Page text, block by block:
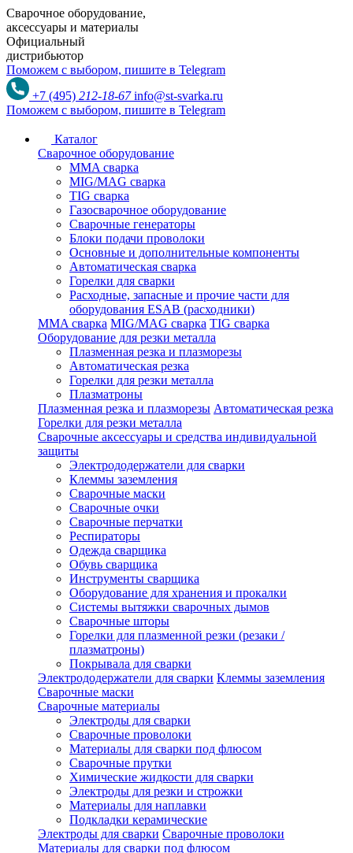
Сварочное оборудование,
аксессуары и материалы
Официальный
дистрибьютор
Поможем с выбором, пишите в Telegram
+7 (495) 212-18-67 info@st-svarka.ru
Поможем с выбором, пишите в Telegram
Каталог
Сварочное оборудование
MMA сварка
MIG/MAG сварка
TIG сварка
Газосварочное оборудование
Сварочные генераторы
Блоки подачи проволоки
Основные и дополнительные компоненты
Автоматическая сварка
Горелки для сварки
Расходные, запасные и прочие части для
оборудования ESAB (расходники)
MMA сварка MIG/MAG сварка TIG сварка
Оборудование для резки металла
Плазменная резка и плазморезы
Автоматическая резка
Горелки для резки металла
Плазматроны
Плазменная резка и плазморезы Автоматическая резка
Горелки для резки металла
Сварочные аксессуары и средства индивидуальной
защиты
Электрододержатели для сварки
Клеммы заземления
Сварочные маски
Сварочные очки
Сварочные перчатки
Респираторы
Одежда сварщика
Обувь сварщика
Инструменты сварщика
Оборудование для хранения и прокалки
Системы вытяжки сварочных дымов
Сварочные шторы
Горелки для плазменной резки (резаки /
плазматроны)
Покрывала для сварки
Электрододержатели для сварки Клеммы заземления
Сварочные маски
Сварочные материалы
Электроды для сварки
Сварочные проволоки
Материалы для сварки под флюсом
Сварочные прутки
Химические жидкости для сварки
Электроды для резки и строжки
Материалы для наплавки
Подкладки керамические
Электроды для сварки Сварочные проволоки
Материалы для сварки под флюсом